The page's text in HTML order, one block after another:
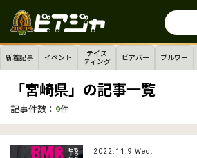
新着記事 イベント
テイス
ティング
ビアバー ブルワー
「宮崎県」の記事一覧
記事件数： 9件
2022.11.9 Wed.